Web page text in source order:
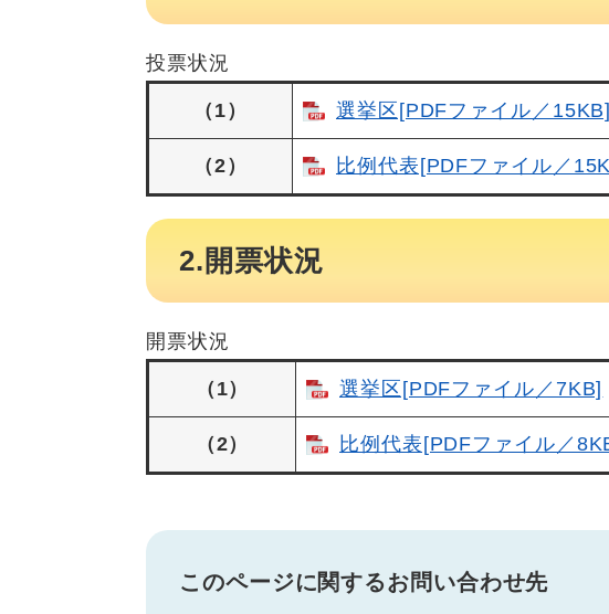
投票状況
（1） 選挙区[PDFファイル／15KB]
（2） 比例代表[PDFファイル／
2.開票状況
開票状況
（1） 選挙区[PDFファイル／7KB]
（2） 比例代表[PDFファイル／
このページに関するお問い合わせ先